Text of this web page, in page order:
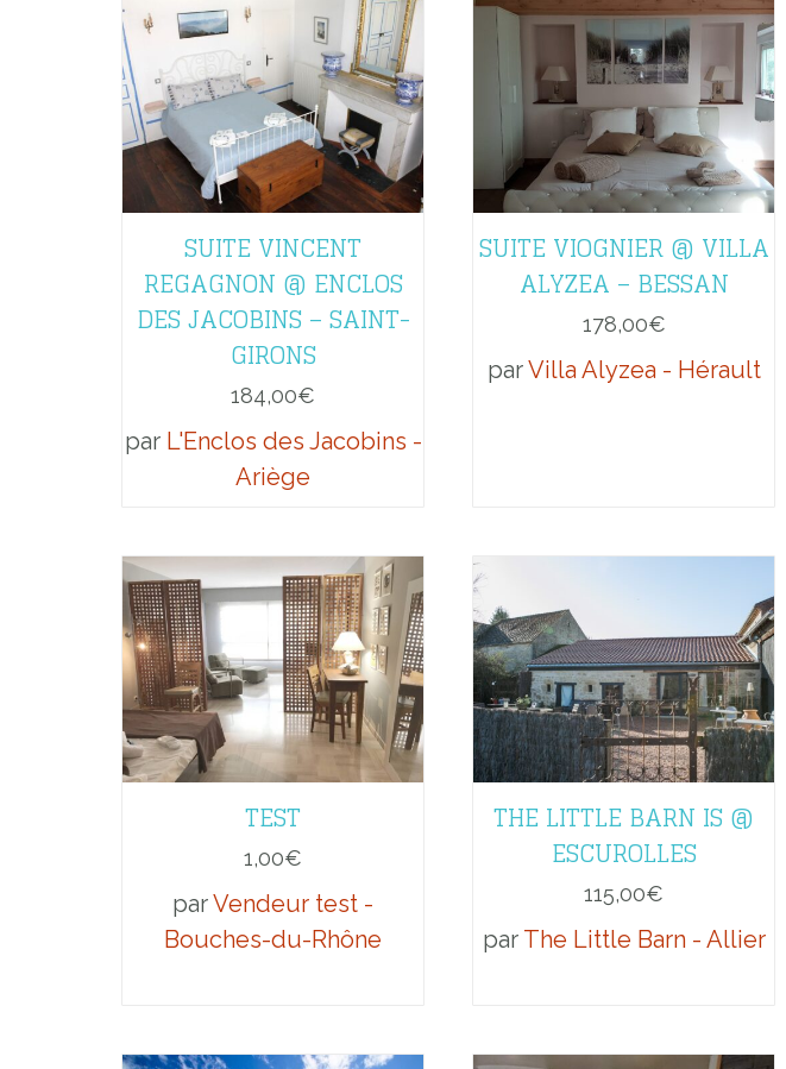
SUITE VINCENT
REGAGNON @ ENCLOS
DES JACOBINS – SAINT-
GIRONS
184,00€
par L'Enclos des Jacobins -
Ariège
SUITE VIOGNIER @ VILLA
ALYZEA – BESSAN
178,00€
parVilla Alyzea - Hérault
TEST
1,00€
parVendeur test -
Bouches-du-Rhône
THE LITTLE BARN IS @
ESCUROLLES
115,00€
par The Little Barn - Allier